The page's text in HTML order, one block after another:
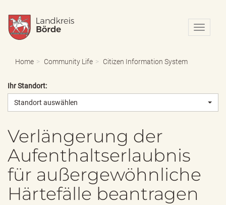
N
a
o
a
Home Community Life Citizen Information System
Ihr Standort:
Standort auswählen
Verlängerung der
Aufenthaltserlaubnis
für außergewöhnliche
Härtefälle beantragen